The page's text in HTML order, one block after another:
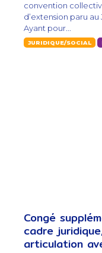
convention
d’extension paru
Ayant pour...
JURIDIQUE/SOCIAL
Congé
cadre
articulation